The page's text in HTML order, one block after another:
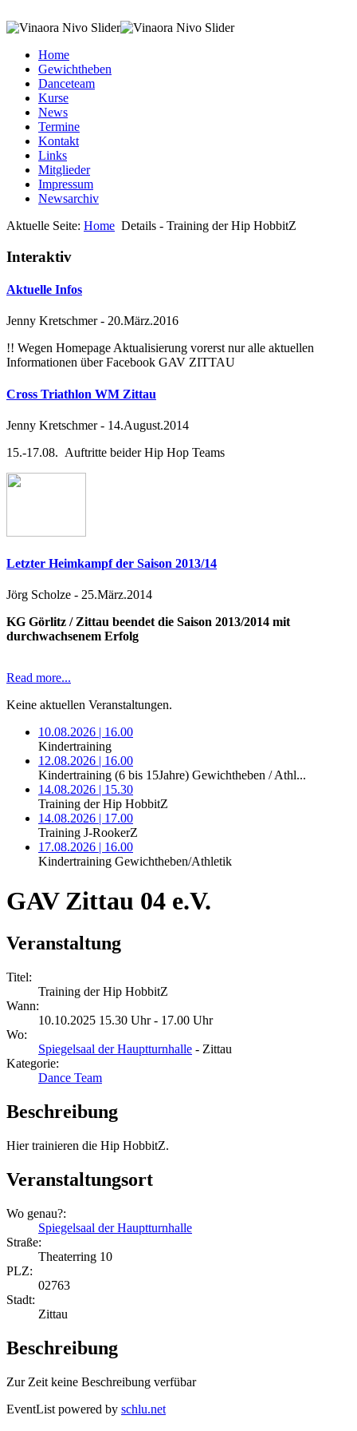
Home
Gewichtheben
Danceteam
Kurse
News
Termine
Kontakt
Links
Mitglieder
Impressum
Newsarchiv
Aktuelle Seite: Home Details - Training der Hip HobbitZ
Interaktiv
Aktuelle Infos
Jenny Kretschmer- 20.März.2016
!! Wegen Homepage Aktualisierung vorerst nur alle aktuellen
Informationen über Facebook GAV ZITTAU
Cross Triathlon WM Zittau
Jenny Kretschmer- 14.August.2014
15.-17.08. Auftritte beider Hip Hop Teams
Letzter Heimkampf der Saison 2013/14
Jörg Scholze - 25.März.2014
KG Görlitz / Zittau beendet die Saison 2013/2014 mit
durchwachsenem Erfolg
Read more...
Keine aktuellen Veranstaltungen.
10.08.2026 | 16.00
Kindertraining
12.08.2026 | 16.00
Kindertraining (6 bis 15Jahre) Gewichtheben / Athl...
14.08.2026 | 15.30
Training der Hip HobbitZ
14.08.2026 | 17.00
Training J-RookerZ
17.08.2026 | 16.00
Kindertraining Gewichtheben/Athletik
GAV Zittau 04 e.V.
Veranstaltung
Titel:
Training der Hip HobbitZ
Wann:
10.10.2025 15.30 Uhr - 17.00 Uhr
Wo:
Spiegelsaal der Hauptturnhalle - Zittau
Kategorie:
Dance Team
Beschreibung
Hier trainieren die Hip HobbitZ.
Veranstaltungsort
Wo genau?:
Spiegelsaal der Hauptturnhalle
Straße:
Theaterring 10
PLZ:
02763
Stadt:
Zittau
Beschreibung
Zur Zeit keine Beschreibung verfübar
EventList powered by schlu.net